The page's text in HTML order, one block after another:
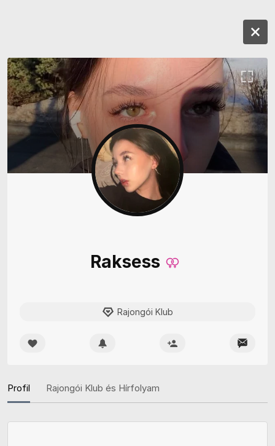
Raksess
Rajongói Klub
Profil Rajongói Klub és Hírfolyam